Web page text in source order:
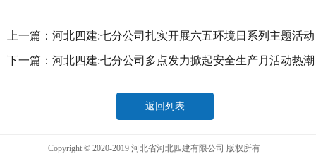
上一篇： 河北四建:七分公司扎实开展六五环境日系列主题活动
下一篇： 河北四建:七分公司多点发力掀起安全生产月活动热潮
返回列表
Copyright © 2020-2019 河北省河北四建有限公司 版权所有